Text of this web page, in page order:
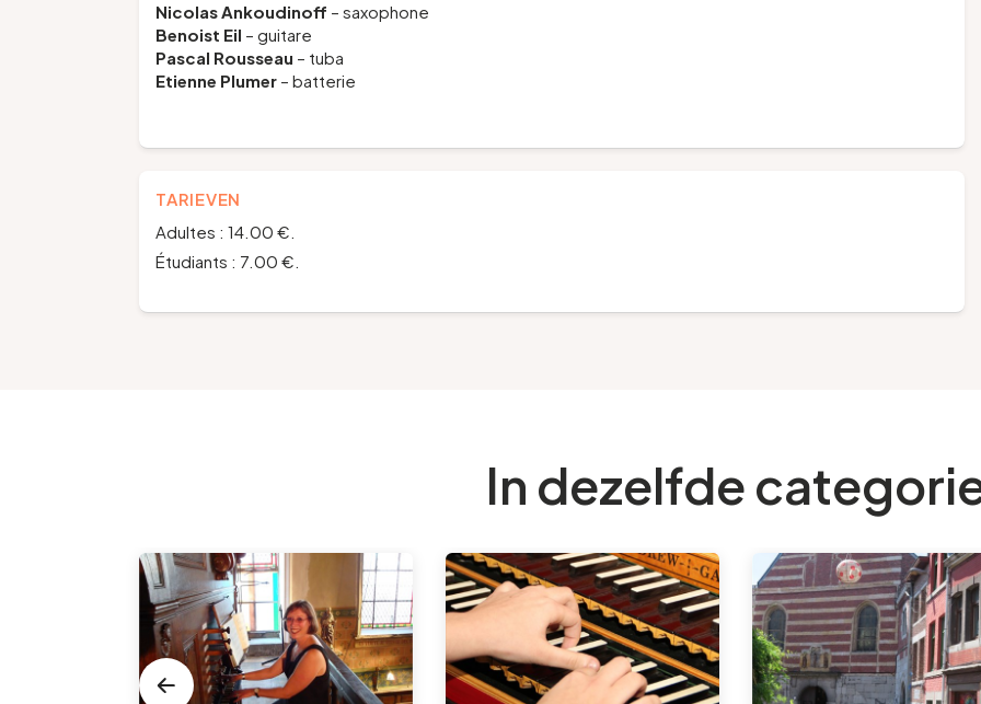
Nicolas Ankoudinoff – saxophone
Benoist Eil – guitare
Pascal Rousseau – tuba
Etienne Plumer – batterie
TARIEVEN
Adultes : 14.00 €.
Étudiants : 7.00 €.
In dezelfde